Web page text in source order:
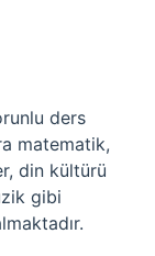
ders
matematik,
din kültürü
gibi